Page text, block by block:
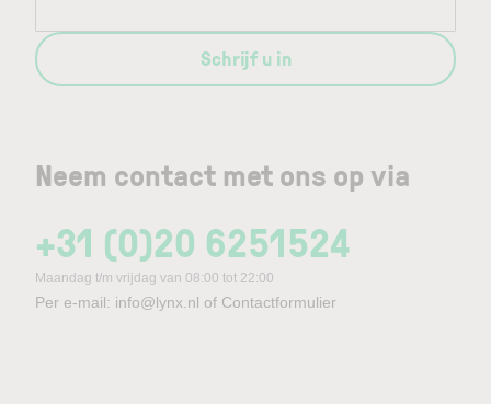
Neem contact met ons op via
+31 (0)20 6251524
Maandag t/m vrijdag van 08:00 tot 22:00
Per e-mail: info@lynx.nl of Contactformulier
Schrijf u in